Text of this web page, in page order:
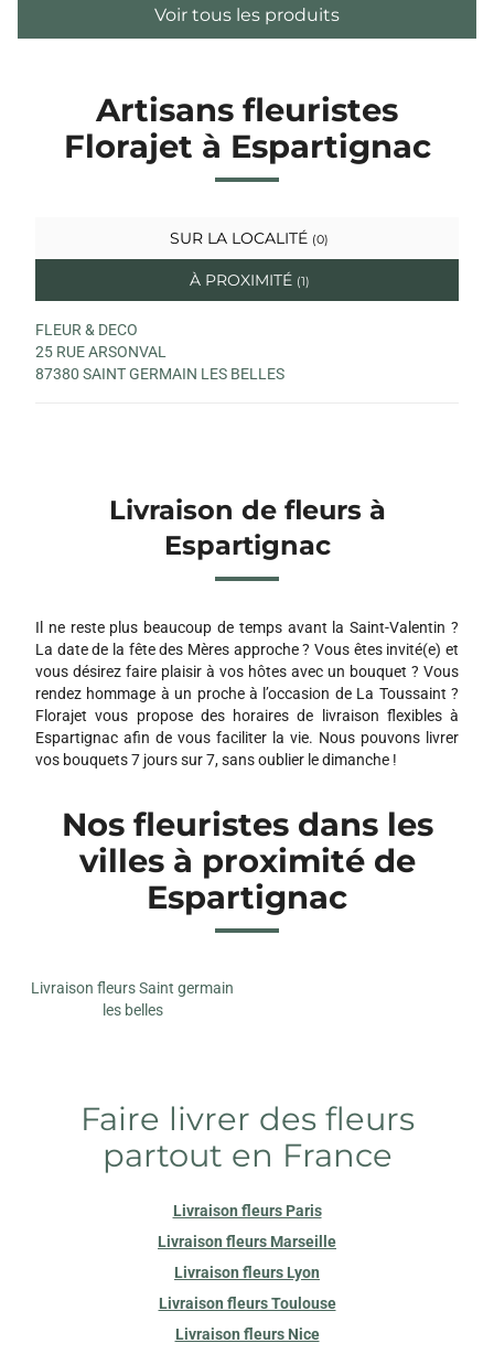
Voir tous les produits
Artisans fleuristes
Florajet à Espartignac
SUR LA LOCALITÉ (0)
À PROXIMITÉ (1)
FLEUR & DECO
25 RUE ARSONVAL
87380 SAINT GERMAIN LES BELLES
Livraison de fleurs à
Espartignac
Il ne reste plus beaucoup de temps avant la Saint-Valentin ?
La date de la fête des Mères approche ? Vous êtes invité(e) et
vous désirez faire plaisir à vos hôtes avec un bouquet ? Vous
rendez hommage à un proche à l’occasion de La Toussaint ?
Florajet vous propose des horaires de livraison flexibles à
Espartignac afin de vous faciliter la vie. Nous pouvons livrer
vos bouquets 7 jours sur 7, sans oublier le dimanche !
Nos fleuristes dans les
villes à proximité de
Espartignac
Livraison fleurs Saint germain
les belles
Faire livrer des fleurs
partout en France
Livraison fleurs Paris
Livraison fleurs Marseille
Livraison fleurs Lyon
Livraison fleurs Toulouse
Livraison fleurs Nice